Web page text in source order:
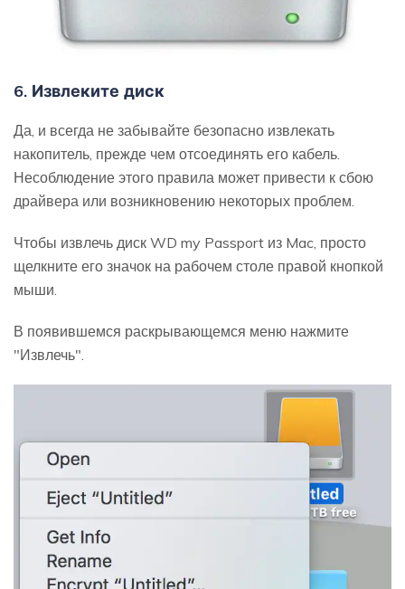
6. Извлеките диск
Да, и всегда не забывайте безопасно извлекать
накопитель, прежде чем отсоединять его кабель.
Несоблюдение этого правила может привести к сбою
драйвера или возникновению некоторых проблем.
Чтобы извлечь диск WD my Passport из Mac, просто
щелкните его значок на рабочем столе правой кнопкой
мыши.
В появившемся раскрывающемся меню нажмите
"Извлечь".